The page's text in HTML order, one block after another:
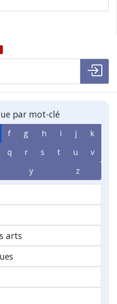
par mot-clé
f g h i j
k
q r s t u
v
y z
arts